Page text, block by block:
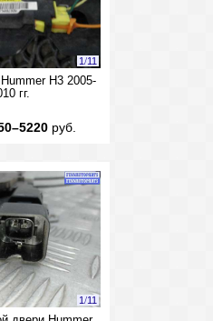
1/11
H3 2005-
гг.
руб.
1/11